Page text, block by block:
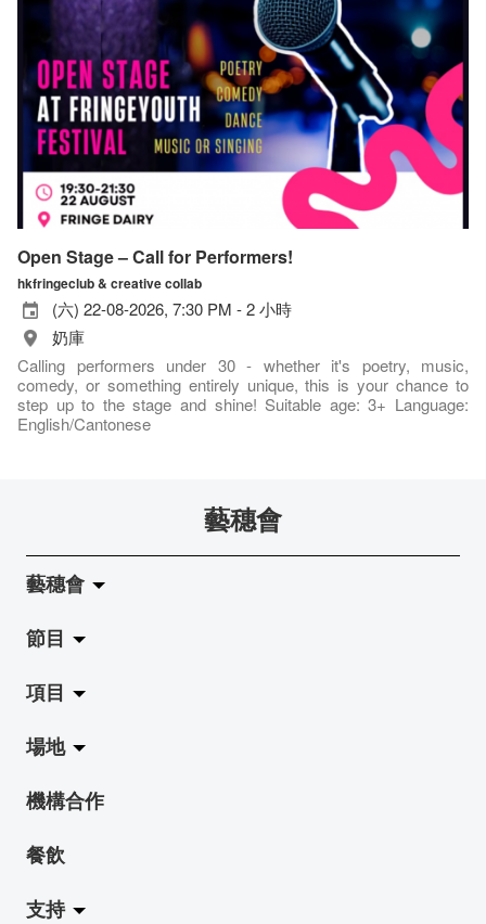
Open Stage – Call for Performers!
hkfringeclub & creative collab
(六) 22-08-2026, 7:30 PM - 2 小時
奶庫
Calling performers under 30 - whether it's poetry, music,
comedy, or something entirely unique, this is your chance to
step up to the stage and shine! Suitable age: 3+ Language:
English/Cantonese
藝穗會
藝穗會
關於藝穗會
藝穗會的演化
使命與宗旨
藝穗會架構
檔案庫
藝穗網誌
節目
拉闊
展覽
演出
活動
工作坊
項目
Jazz-Go-Central, Jazz-Go-Fringe
LPL
2015-16 藝術場地資助計劃
2015 照亮香港在新加坡
場地
陳麗玲畫廊
奶庫
地下劇場
機構合作
餐飲
支持